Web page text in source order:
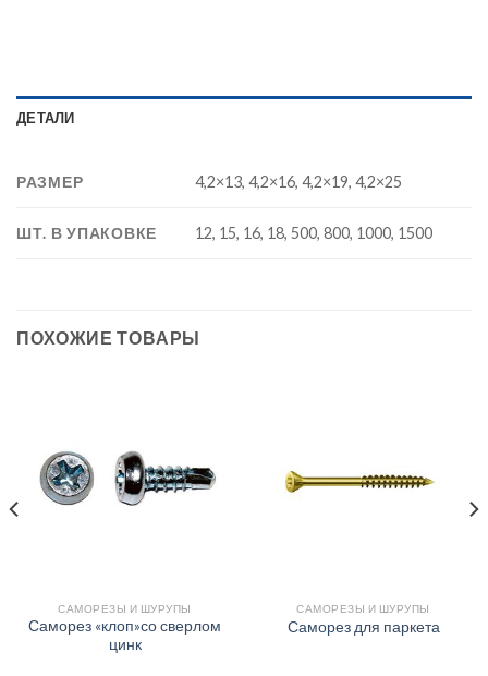
ДЕТАЛИ
РАЗМЕР 4,2×13, 4,2×16, 4,2×19, 4,2×25
ШТ. В УПАКОВКЕ 12, 15, 16, 18, 500, 800, 1000, 1500
ПОХОЖИЕ ТОВАРЫ
САМОРЕЗЫ И ШУРУПЫ
Саморез «клоп»со сверлом
цинк
САМОРЕЗЫ И ШУРУПЫ
Саморез для паркета